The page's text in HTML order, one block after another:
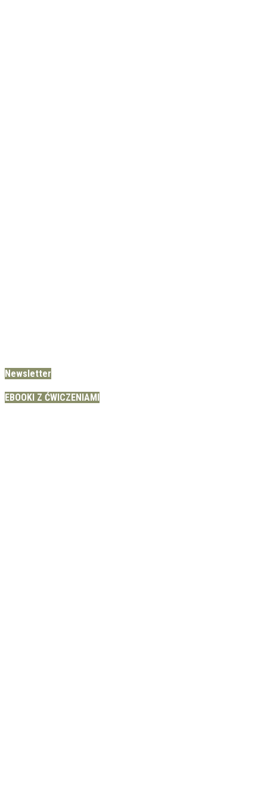
Newsletter
EBOOKI Z ĆWICZENIAMI